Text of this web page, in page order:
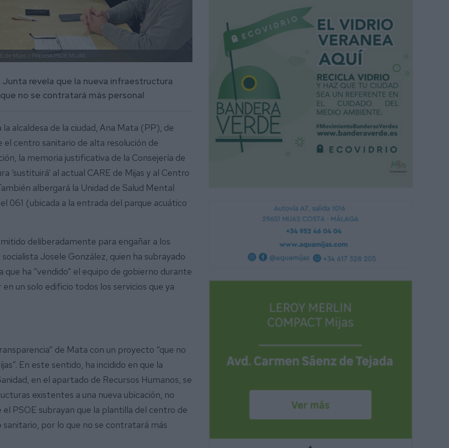
de Mijas. | PRENSA PSOE MIJAS.
revela que la nueva infraestructura
no se contratará más personal
alcaldesa de la ciudad, Ana Mata (PP), de
el centro sanitario de alta resolución de
la memoria justificativa de la Consejería de
‘sustituirá’ al actual CARE de Mijas y al Centro
albergará la Unidad de Salud Mental
061 (ubicada a la entrada del parque acuático
deliberadamente para engañar a los
Josele González, quien ha subrayado
que ha “vendido” el equipo de gobierno durante
un solo edificio todos los servicios que ya
de Mata con un proyecto “que no
En este sentido, ha incidido en que la
en el apartado de Recursos Humanos, se
existentes a una nueva ubicación, no
PSOE subrayan que la plantilla del centro de
por lo que no se contratará más